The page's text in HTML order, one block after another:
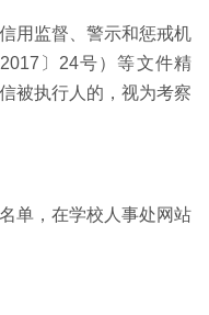
用监督、警示和惩戒机
〕24号）等文件精
被执行人的，视为考察
单，在学校人事处网站